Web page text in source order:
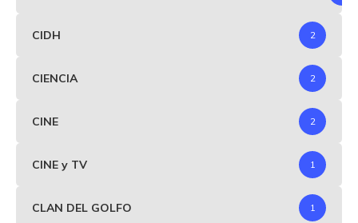
CIDH 2
CIENCIA 2
CINE 2
CINE y TV 1
CLAN DEL GOLFO 1